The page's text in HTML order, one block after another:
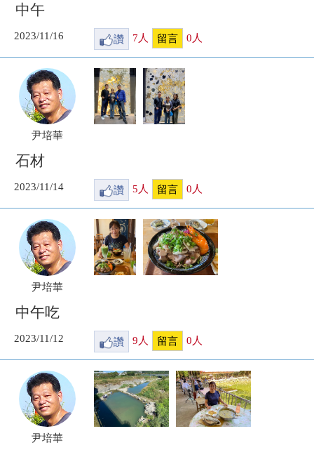
中午
2023/11/16 讚 7 人 留言 0 人
尹培華
石材
2023/11/14 讚 5 人 留言 0 人
尹培華
中午吃
2023/11/12 讚 9 人 留言 0 人
尹培華